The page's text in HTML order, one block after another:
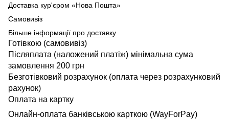
Доставка кур'єром «Нова Пошта»
Самовивіз
Більше інформації про доставку
Готівкою (самовивіз)
Післяплата (наложений платіж) мінімальна сума
замовлення 200 грн
Безготівковий розрахунок (оплата через розрахунковий
рахунок)
Оплата на картку
Онлайн-оплата банківською карткою (WayForPay)